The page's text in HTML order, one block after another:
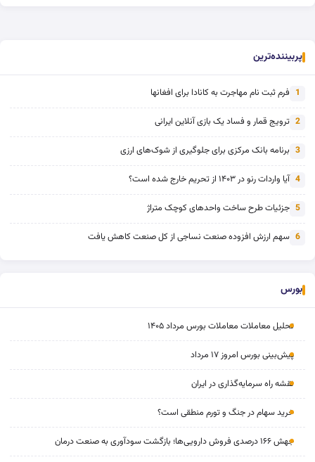
پربیننده‌ترین
1 فرم ثبت نام مهاجرت به کانادا برای افغانها
2 ترویج قمار و فساد یک بازی آنلاین ایرانی
3 برنامه بانک مرکزی برای جلوگیری از شوک‌های ارزی
4 آیا واردات رنو در ۱۴۰۳ از تحریم خارج شده است؟
5 جزئیات طرح ساخت واحدهای کوچک متراژ
6 سهم ارزش افزوده صنعت نساجی از کل صنعت کاهش یافت
بورس
تحلیل معاملات معاملات بورس مرداد ۱۴۰۵
پیش‌بینی بورس امروز ۱۷ مرداد
نقشه راه سرمایه‌گذاری در ایران
خرید سهام در جنگ و تورم منطقی است؟
جهش ۱۶۶ درصدی فروش دارویی‌ها؛ بازگشت سودآوری به صنعت درمان